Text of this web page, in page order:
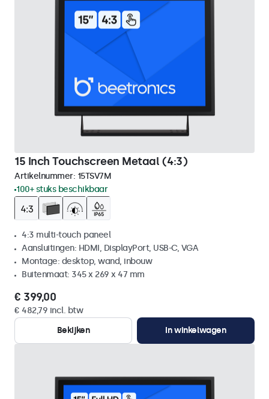
15 Inch Touchscreen Metaal (4:3)
Artikelnummer: 15TSV7M
100+ stuks beschikbaar
4:3 multi-touch paneel
Aansluitingen: HDMI, DisplayPort, USB-C, VGA
Montage: desktop, wand, inbouw
Buitenmaat: 345 x 269 x 47 mm
€ 399,00
€ 482,79 incl. btw
Bekijken
In winkelwagen